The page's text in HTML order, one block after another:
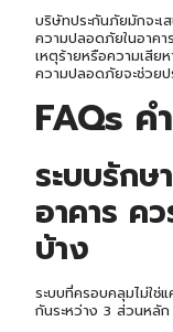
บริษัทประกันภัยมักจะเ
ความปลอดภัยในอาคา
เหตุร้ายหรือความเสีย
ความปลอดภัยจะช่วยป
FAQs
ระบบรักษ
อาคาร ค
บ้าง
ระบบที่ครอบคลุมไม่ใ
กันระหว่าง 3 ส่วนหลั